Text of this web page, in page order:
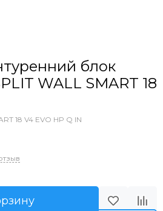
блок
WALL SMART 18
18 V4 EVO HP Q IN